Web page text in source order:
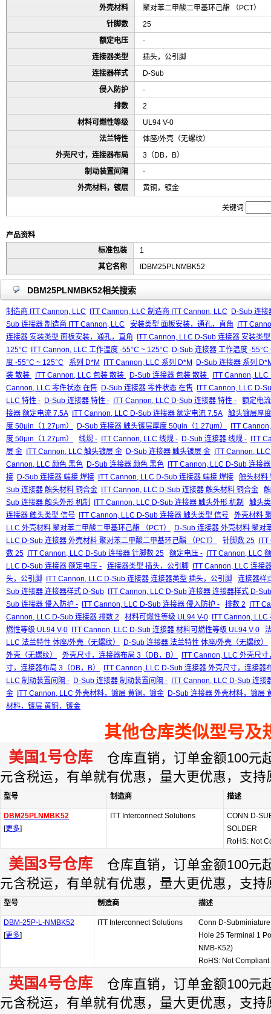
外壳材料
聚对苯二甲酸二甲基环己酯 （PCT）
针脚数
25
额定电压
-
连接器类型
插头，公引脚
连接器样式
D-Sub
侵入防护
-
排数
2
材料可燃性等级
UL94 V-0
法兰特性
体座/外壳（无螺纹）
外壳尺寸，连接器布局
3（DB，B）
制动装置间隔
-
外壳材料，镀层
黄铜，镀金
关键词
产品资料
标准包装
1
其它名称
IDBM25PLNMBK52
DBM25PLNMBK52相关搜索
制造商 ITT Cannon, LLC ITT Cannon, LLC 制造商 ITT Cannon, LLC
D-Sub 连
Sub 连接器 制造商 ITT Cannon, LLC
安装类型 面板安装，通孔，直角
ITT
连接器 安装类型 面板安装，通孔，直角
ITT Cannon, LLC D-Sub 连接器 安装类
125°C
ITT Cannon, LLC 工作温度 -55°C ~ 125°C
D-Sub 连接器 工作温度 -55°C
度 -55°C ~ 125°C
系列 D*M ITT Cannon, LLC 系列 D*M
D-Sub 连接器 系列
装 散装
ITT Cannon, LLC 包装 散装 D-Sub 连接器 包装 散装
ITT Cannon,
Cannon, LLC 零件状态 在售
D-Sub 连接器 零件状态 在售
ITT Cannon, LLC D-
LLC 特性 - D-Sub 连接器 特性 - ITT Cannon, LLC D-Sub 连接器 特性 -
额定电
接器 额定电流 7.5A
ITT Cannon, LLC D-Sub 连接器 额定电流 7.5A
触头镀层厚
度 50μin（1.27μm）
D-Sub 连接器 触头镀层厚度 50μin（1.27μm）
ITT
度 50μin（1.27μm）
线规 - ITT Cannon, LLC 线规 - D-Sub 连接器 线规 -
ITT
层 金
ITT Cannon, LLC 触头镀层 金 D-Sub 连接器 触头镀层 金
ITT Cannon,
Cannon, LLC 颜色 黑色 D-Sub 连接器 颜色 黑色
ITT Cannon, LLC D-Sub 连接
接 D-Sub 连接器 端接 焊接 ITT Cannon, LLC D-Sub 连接器 端接 焊接
触头材料
Sub 连接器 触头材料 铜合金
ITT Cannon, LLC D-Sub 连接器 触头材料 铜合金
Sub 连接器 触头外形 机制
ITT Cannon, LLC D-Sub 连接器 触头外形 机制
触头
连接器 触头类型 信号
ITT Cannon, LLC D-Sub 连接器 触头类型 信号
外壳材料
LLC 外壳材料 聚对苯二甲酸二甲基环己酯 （PCT）
D-Sub 连接器 外壳材料 聚对
LLC D-Sub 连接器 外壳材料 聚对苯二甲酸二甲基环己酯 （PCT）
针脚数 25
数 25
ITT Cannon, LLC D-Sub 连接器 针脚数 25 额定电压 -
ITT Cannon, LLC
LLC D-Sub 连接器 额定电压 -
连接器类型 插头，公引脚
ITT Cannon, LLC 连接
头，公引脚
ITT Cannon, LLC D-Sub 连接器 连接器类型 插头，公引脚
连接器样
Sub 连接器 连接器样式 D-Sub
ITT Cannon, LLC D-Sub 连接器 连接器样式 D-Sub
Sub 连接器 侵入防护 -
ITT Cannon, LLC D-Sub 连接器 侵入防护 - 排数 2
ITT
Cannon, LLC D-Sub 连接器 排数 2
材料可燃性等级 UL94 V-0
ITT Cannon,
燃性等级 UL94 V-0
ITT Cannon, LLC D-Sub 连接器 材料可燃性等级 UL94 V-0
LLC 法兰特性 体座/外壳（无螺纹）
D-Sub 连接器 法兰特性 体座/外壳（无螺纹）
外壳（无螺纹）
外壳尺寸，连接器布局 3（DB，B）
ITT Cannon, LLC 外壳尺
寸，连接器布局 3（DB，B）
ITT Cannon, LLC D-Sub 连接器 外壳尺寸，连接器
LLC 制动装置间隔 - D-Sub 连接器 制动装置间隔 -
ITT Cannon, LLC D-Sub 连接
金
ITT Cannon, LLC 外壳材料，镀层 黄铜，镀金 D-Sub 连接器 外壳材料，镀层
材料，镀层 黄铜，镀金
其他仓库类似型号及
美国1号仓库 仓库直销，订单金额100元
元含税运，有单就有优惠，量大更优惠，支持
型号 制造商 描述
DBM25PLNMBK52
[更多]
ITT Interconnect Solutions
CONN D-
SOLDER
RoHS: Not
美国3号仓库 仓库直销，订单金额100元
元含税运，有单就有优惠，量大更优惠，支持
型号 制造商 描述
DBM-25P-L-NMBK52
[更多]
ITT Interconnect Solutions
Conn D-
Hole 25 Terminal 1
NMB-K52)
RoHS: Not Compliant
英国4号仓库 仓库直销，订单金额100元
元含税运，有单就有优惠，量大更优惠，支持